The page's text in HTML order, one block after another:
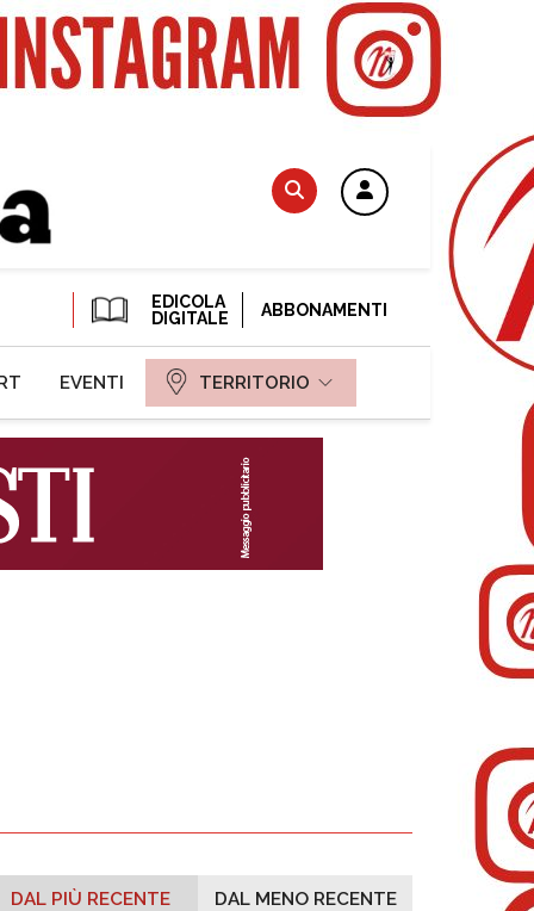
EDICOLA
DIGITALE
ABBONAMENTI
EVENTI TERRITORIO
DAL PIÙ RECENTE DAL MENO RECENTE